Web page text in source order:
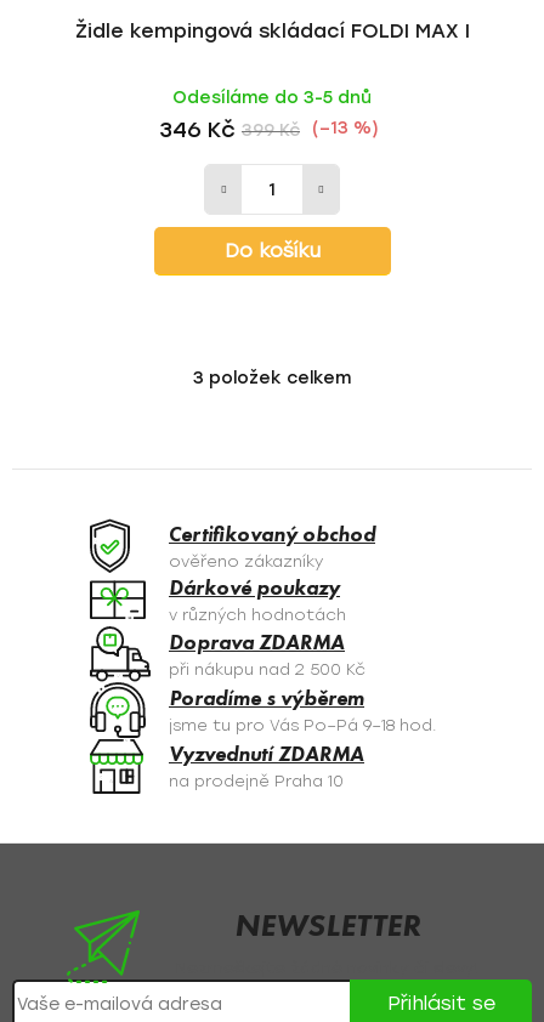
Židle kempingová skládací FOLDI MAX I
Odesíláme do 3-5 dnů
346 Kč 399 Kč (–13 %)
Do košíku
O
á
c
í
p
r
v
k
y
v
ý
p
s
3 položek celkem
Certifikovaný obchod
ověřeno zákazníky
Dárkové poukazy
v různých hodnotách
Doprava ZDARMA
při nákupu nad 2 500 Kč
Poradíme s výběrem
jsme tu pro Vás Po–Pá 9–18 hod.
Vyzvednutí ZDARMA
na prodejně Praha 10
NEWSLETTER
Přihlásit se